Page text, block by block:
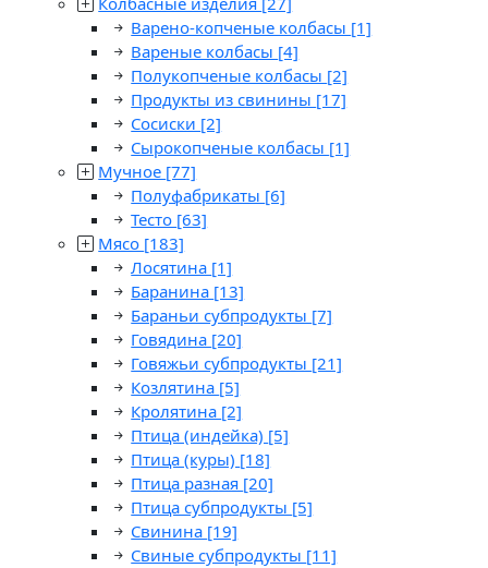
Варено-копченые колбасы [1]
Вареные колбасы [4]
Полукопченые колбасы [2]
Продукты из свинины [17]
Сосиски [2]
Сырокопченые колбасы [1]
Мучное [77]
Полуфабрикаты [6]
Тесто [63]
Мясо [183]
Лосятина [1]
Баранина [13]
Бараньи субпродукты [7]
Говядина [20]
Говяжьи субпродукты [21]
Козлятина [5]
Кролятина [2]
Птица (индейка) [5]
Птица (куры) [18]
Птица разная [20]
Птица субпродукты [5]
Свинина [19]
Свиные субпродукты [11]